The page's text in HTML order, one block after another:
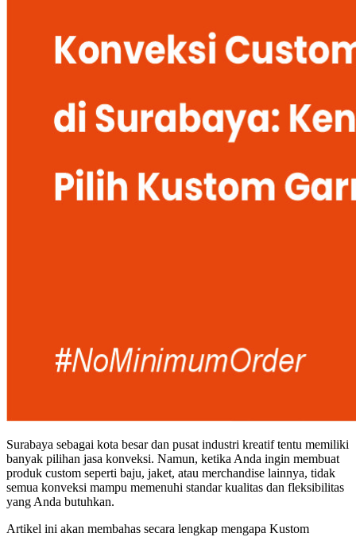
Surabaya sebagai kota besar dan pusat industri kreatif tentu memiliki
banyak pilihan jasa konveksi. Namun, ketika Anda ingin membuat
produk custom seperti baju, jaket, atau merchandise lainnya, tidak
semua konveksi mampu memenuhi standar kualitas dan fleksibilitas
yang Anda butuhkan.
Artikel ini akan membahas secara lengkap mengapa Kustom